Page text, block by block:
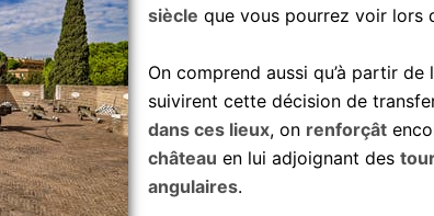
siècle que vous pourrez voir lors
On comprend aussi qu’à partir de
suivirent cette décision de
dans ces lieux, on renforçât
château en lui adjoignant des
angulaires.